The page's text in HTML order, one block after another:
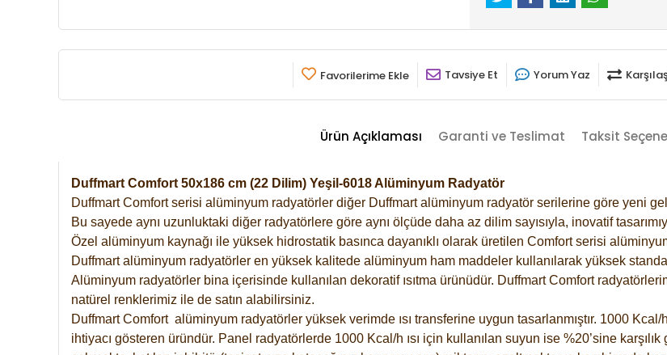
Favorilerime Ekle Tavsiye Et Yorum Yaz
Ürün Açıklaması Garanti ve Teslimat Taksit
Duffmart Comfort 50x186 cm (22 Dilim) Yeşil-6018 Alüminyum Radyatör
Duffmart Comfort serisi alüminyum radyatörler diğer Duffmart alüminyum radyatör serilerine göre yeni
Bu sayede aynı uzunluktaki diğer radyatörlere göre aynı ölçüde daha az dilim sayısıyla, inovatif
Özel alüminyum kaynağı ile yüksek hidrostatik basınca dayanıklı olarak üretilen Comfort serisi
Duffmart alüminyum radyatörler en yüksek kalitede alüminyum ham maddeler kullanılarak yüksek
Alüminyum radyatörler bina içerisinde kullanılan dekoratif ısıtma ürünüdür. Duffmart Comfort
natürel renklerimiz ile de satın alabilirsiniz.
Duffmart Comfort alüminyum radyatörler yüksek verimde ısı transferine uygun tasarlanmıştır. 1000
ihtiyacı gösteren üründür. Panel radyatörlerde 1000 Kcal/h ısı için kullanılan suyun ise %20’sine